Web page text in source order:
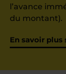
l’avance
du montant).
En savoir plus